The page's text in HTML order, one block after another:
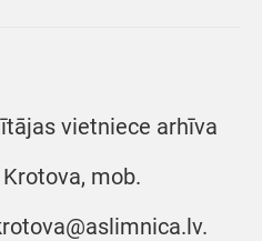
vietniece arhīva
mob.